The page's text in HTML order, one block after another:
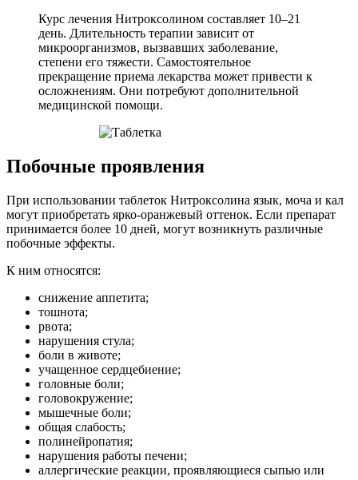
Курс лечения Нитроксолином составляет 10–21
день. Длительность терапии зависит от
микроорганизмов, вызвавших заболевание,
степени его тяжести. Самостоятельное
прекращение приема лекарства может привести к
осложнениям. Они потребуют дополнительной
медицинской помощи.
Побочные проявления
При использовании таблеток Нитроксолина язык, моча и кал
могут приобретать ярко-оранжевый оттенок. Если препарат
принимается более 10 дней, могут возникнуть различные
побочные эффекты.
К ним относятся:
снижение аппетита;
тошнота;
рвота;
нарушения стула;
боли в животе;
учащенное сердцебиение;
головные боли;
головокружение;
мышечные боли;
общая слабость;
полинейропатия;
нарушения работы печени;
аллергические реакции, проявляющиеся сыпью или